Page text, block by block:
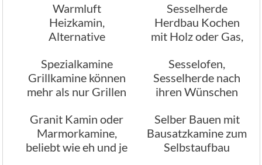
Warmluft
Heizkamin,
Alternative
Warmluft Kamine
Sesselherde
Herdbau Kochen
mit Holz oder Gas,
Spezialkamine
Grillkamine können
mehr als nur Grillen
Sesselofen,
Sesselherde nach
ihren Wünschen
Granit Kamin oder
Marmorkamine,
beliebt wie eh und je
Selber Bauen mit
Bausatzkamine zum
Selbstaufbau